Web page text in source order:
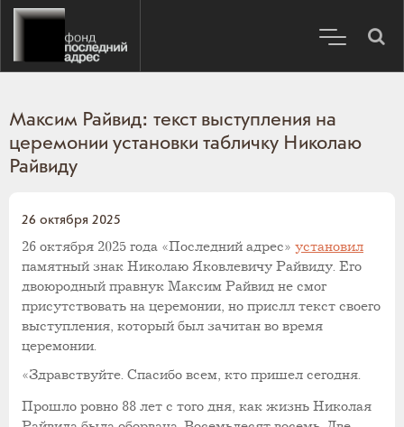
Максим Райвид: текст выступления на
церемонии установки табличку Николаю
Райвиду
26 октября 2025
26 октября 2025 года «Последний адрес» установил
памятный знак Николаю Яковлевичу Райвиду. Его
двоюродный правнук Максим Райвид не смог
присутствовать на церемонии, но прислл текст своего
выступления, который был зачитан во время
церемонии.
«Здравствуйте. Спасибо всем, кто пришел сегодня.
Прошло ровно 88 лет с того дня, как жизнь Николая